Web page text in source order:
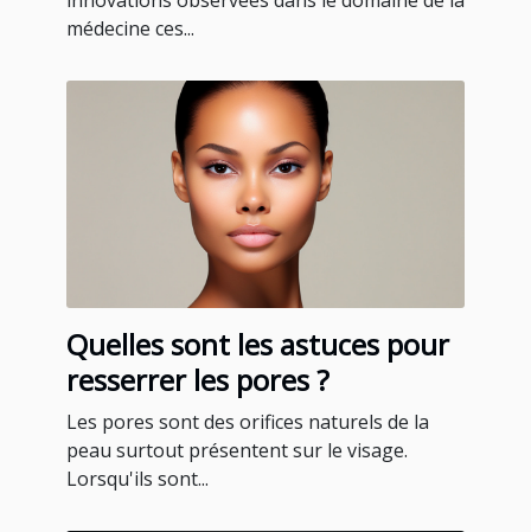
médecine ces...
Quelles sont les astuces pour
resserrer les pores ?
Les pores sont des orifices naturels de la
peau surtout présentent sur le visage.
Lorsqu'ils sont...